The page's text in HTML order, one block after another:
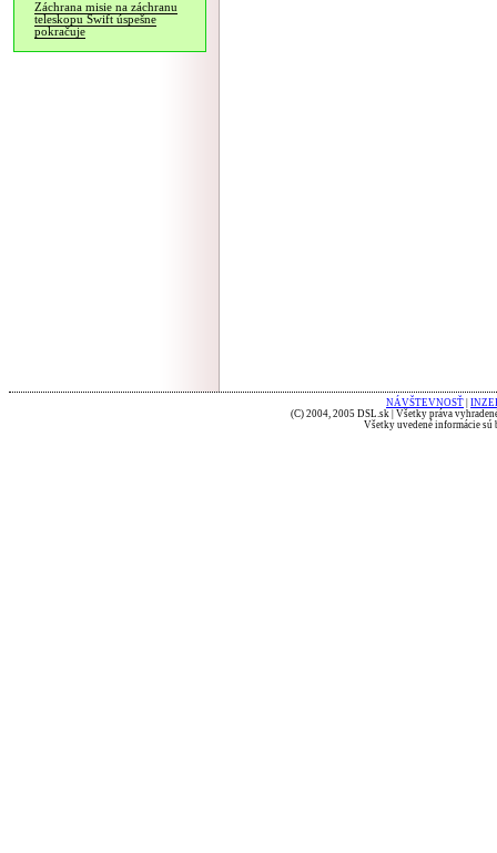
Záchrana misie na záchranu
teleskopu Swift úspešne
pokračuje
NÁVŠTEVNOSŤ
(C) 2004, 2005 DSL.sk | Všetky práva
Všetky uvedené informácie sú